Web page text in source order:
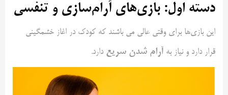
دسته اول: بازی‌های آرام‌سازی و تنفسی
این بازی‌ها برای وقتی عالی می باشند که کودک در اغاز خشمگینی
قرار دارد و نیاز به آرام شدن سریع دارد.